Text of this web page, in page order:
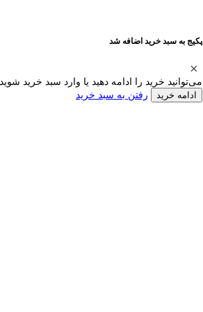
پکیج به سبد خرید اضافه شد
می‌توانید خرید را ادامه دهید یا وارد سبد خرید شوید.
ادامه خرید رفتن به سبد خرید